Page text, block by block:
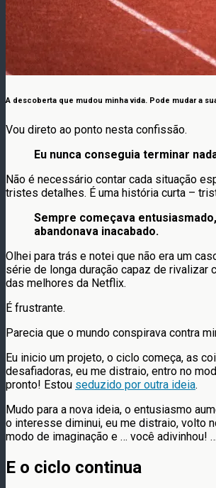
A descoberta que mudou minha vida. Pode mudar a
Vou direto ao ponto nesta confissão.
Eu nunca conseguia terminar
Não é necessário contar cada situação
tristes detalhes. É uma história curta –
Sempre começava
abandonava inacabado.
Olhei para trás e notei que não era um
série de longa duração capaz de rivalizar
das melhores da Netflix.
É frustrante.
Parecia que o mundo conspirava contra
Eu inicio um projeto, o ciclo começa, as
desafiadoras, eu me distraio, entro no
pronto! Estou seduzido por outra ideia.
Mudo para a nova ideia, o entusiasmo
o interesse diminui, eu me distraio, volto
modo de imaginação e … você adivinhou!
E o ciclo continua